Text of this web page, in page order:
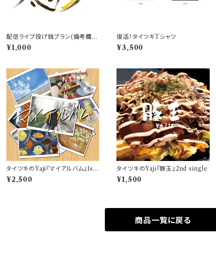
配信ライブ投げ銭プラン(備考欄に
出演者名必須⚠️)
¥1,000
復活！タイツキTシャツ
¥3,500
タイツキのYaji『マイアルバム』1st
album
¥2,500
タイツキのYaji『豚玉』2nd single
¥1,500
商品一覧に戻る